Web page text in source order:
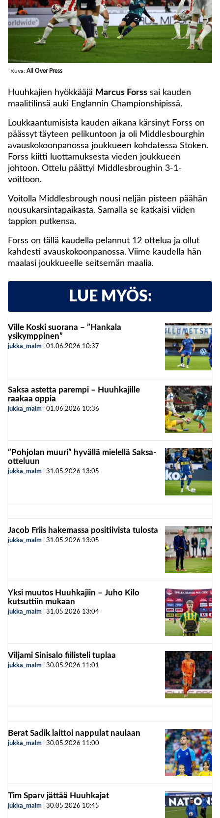
Kuva: All Over Press
Huuhkajien hyökkääjä Marcus Forss sai kauden
maalitilinsä auki Englannin Championshipissä.
Loukkaantumisista kauden aikana kärsinyt Forss on
päässyt täyteen pelikuntoon ja oli Middlesbourghin
avauskokoonpanossa joukkueen kohdatessa Stoken.
Forss kiitti luottamuksesta vieden joukkueen
johtoon. Ottelu päättyi Middlesbroughin 3-1-
voittoon.
Voitolla Middlesbrough nousi neljän pisteen päähän
nousukarsintapaikasta. Samalla se katkaisi viiden
tappion putkensa.
Forss on tällä kaudella pelannut 12 ottelua ja ollut
kahdesti avauskokoonpanossa. Viime kaudella hän
maalasi joukkueelle seitsemän maalia.
LUE MYÖS:
Ville Koski suorana – ”Hankala
ysikymppinen”
jukka_malm 01.06.2026 10:37
Saksa astetta parempi – Huuhkajille
raakaa oppia
jukka_malm 01.06.2026 10:36
”Pohjolan muuri” hyvällä mielellä Saksa-
otteluun
jukka_malm 31.05.2026 13:05
Jacob Friis hakemassa positiivista tulosta
jukka_malm 31.05.2026 13:05
Yksi muutos Huuhkajiin – Juho Kilo
kutsuttiin mukaan
jukka_malm 31.05.2026 13:04
Viljami Sinisalo fiilisteli tuplaa
jukka_malm 30.05.2026 11:01
Berat Sadik laittoi nappulat naulaan
jukka_malm 30.05.2026 11:00
Tim Sparv jättää Huuhkajat
jukka_malm 30.05.2026 10:45